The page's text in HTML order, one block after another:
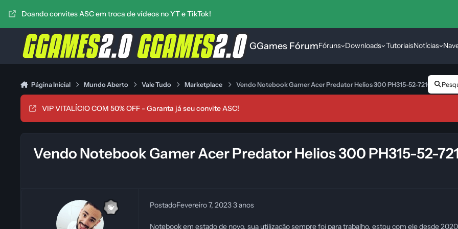
Doando convites ASC em troca de vídeos no YT e TikTok!
GGames FórumFóruns Downloads TutoriaisNotícias
Página Inicial Mundo Aberto Vale Tudo Marketplace Vendo Notebook Gamer Acer Predator Helios 300 PH315-52-7210
VIP VITALÍCIO COM 50% OFF - Garanta já seu convite ASC!
Vendo Notebook Gamer Acer Predator Helios 300 PH315-52-
PostadoFevereiro 7, 20233 anos
Notebook em estado de novo, sua utilização sempre foi para trabalho, estou com ele desde